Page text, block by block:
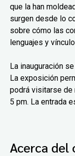
que la han
surgen desde lo
sobre cómo las
lenguajes y
La inauguración
La exposición
podrá visitarse de
5 pm. La entrada
Acerca